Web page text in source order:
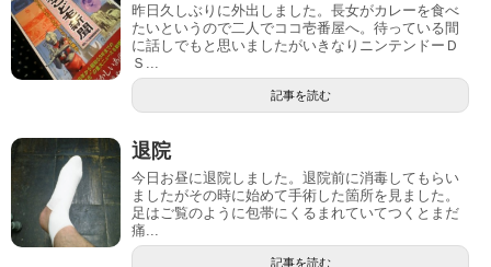
昨日久しぶりに外出しました。長女がカレーを食べ
たいというので二人でココ壱番屋へ。待っている間
に話しでもと思いましたがいきなりニンテンドーＤ
Ｓ...
記事を読む
退院
今日お昼に退院しました。退院前に消毒してもらい
ましたがその時に始めて手術した箇所を見ました。
足はご覧のように包帯にくるまれていてつくとまだ
痛...
記事を読む